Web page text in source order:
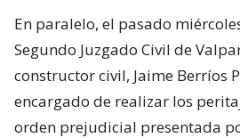
En paralelo, el pasado
Segundo Juzgado Civil de
constructor civil, Jaime Berríos
encargado de realizar los
orden prejudicial presentada